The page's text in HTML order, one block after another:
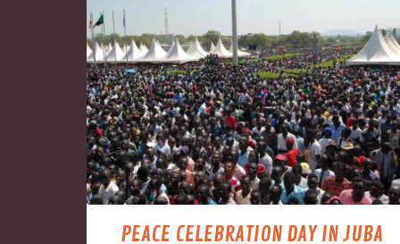
PEACE CELEBRATION DAY IN JUBA